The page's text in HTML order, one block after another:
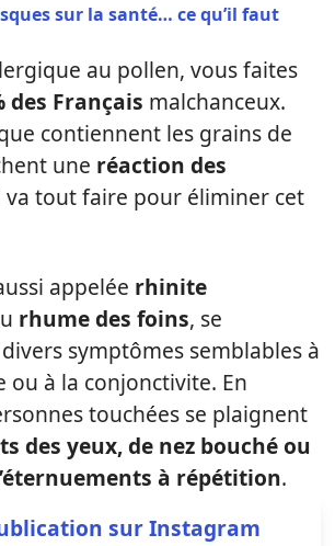
sur la santé… ce qu’il faut
au pollen, vous faites
des Français malchanceux.
contiennent les grains de
une réaction des
va tout faire pour éliminer cet
appelée rhinite
rhume des foins, se
symptômes semblables à
ou à la conjonctivite. En
touchées se plaignent
des yeux, de nez bouché ou
à répétition.
sur Instagram